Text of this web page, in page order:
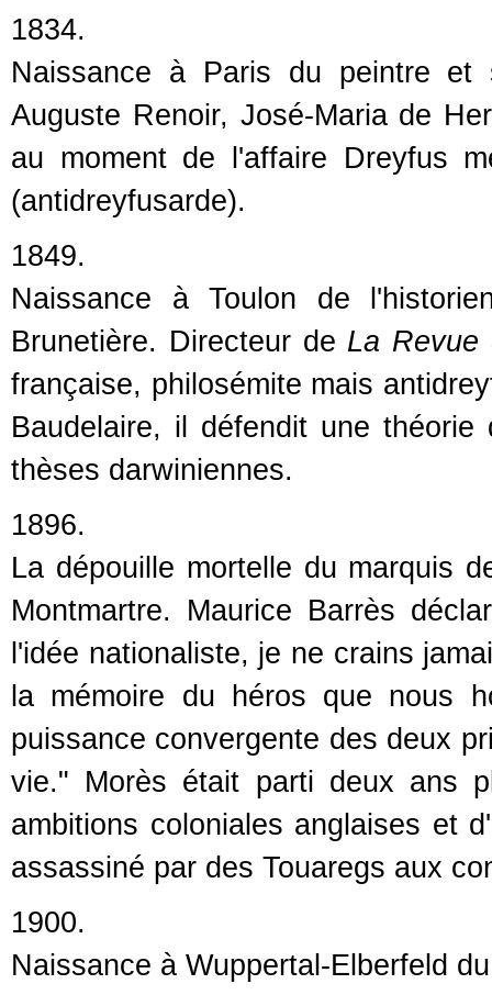
1834.
Naissance à Paris du peintre et
Auguste Renoir, José-Maria de
au moment de l'affaire Dreyfus
(antidreyfusarde).
1849.
Naissance à Toulon de
Brunetière. Directeur de La Revue
française, philosémite mais
Baudelaire, il défendit une
thèses darwiniennes.
1896.
La dépouille mortelle du marquis
Montmartre. Maurice Barrès
l'idée nationaliste, je ne crains
la mémoire du héros que nous
puissance convergente des deux
vie." Morès était parti deux ans
ambitions coloniales anglaises et
assassiné par des Touaregs aux
1900.
Naissance à Wuppertal-Elberfeld